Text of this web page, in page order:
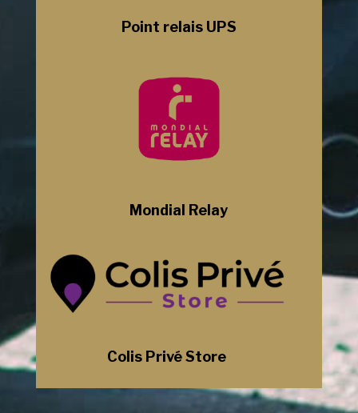
Point relais UPS
Mondial Relay
Colis Privé Store